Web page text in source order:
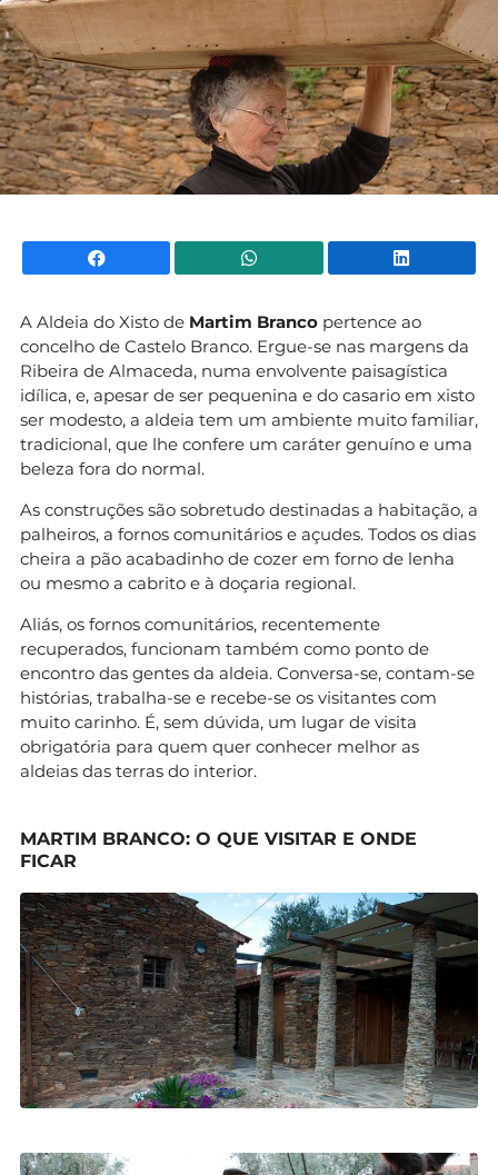
Facebook WhatsApp
A Aldeia do Xisto de Martim Branco pertence ao
concelho de Castelo Branco. Ergue-se nas margens da
Ribeira de Almaceda, numa envolvente paisagística
idílica, e, apesar de ser pequenina e do casario em xisto
ser modesto, a aldeia tem um ambiente muito familiar,
tradicional, que lhe confere um caráter genuíno e uma
beleza fora do normal.
As construções são sobretudo destinadas a habitação, a
palheiros, a fornos comunitários e açudes. Todos os dias
cheira a pão acabadinho de cozer em forno de lenha
ou mesmo a cabrito e à doçaria regional.
Aliás, os fornos comunitários, recentemente
recuperados, funcionam também como ponto de
encontro das gentes da aldeia. Conversa-se, contam-se
histórias, trabalha-se e recebe-se os visitantes com
muito carinho. É, sem dúvida, um lugar de visita
obrigatória para quem quer conhecer melhor as
aldeias das terras do interior.
MARTIM BRANCO: O QUE VISITAR E ONDE
FICAR